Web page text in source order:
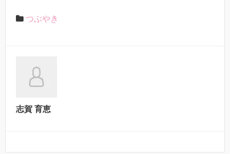
つぶやき
志賀 育恵